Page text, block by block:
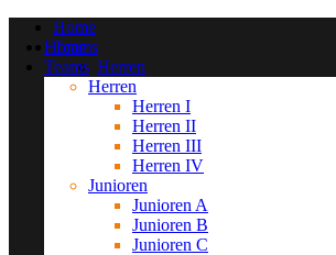
Home
Teams
Herren
Herren I
Herren II
Herren III
Herren IV
Junioren
Junioren A
Junioren B
Junioren C
Home
Teams
Herren
Herren II
Herren III
Herren IV
Junioren
Junioren A
Junioren B
Junioren C
Junioren D